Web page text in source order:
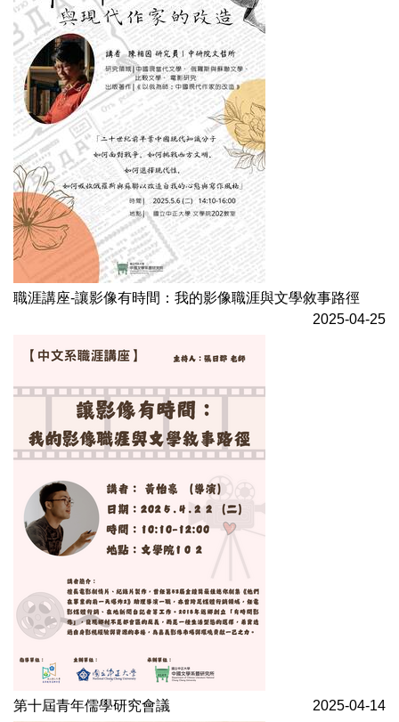
職涯講座-讓影像有時間：我的影像職涯與文學敘事路徑
2025-04-25
第十屆青年儒學研究會議 2025-04-14